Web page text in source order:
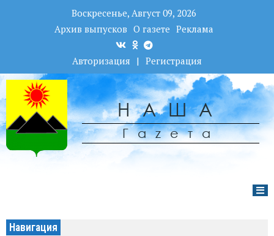
Воскресенье, Август 09, 2026
Архив выпусков О газете Реклама
Авторизация | Регистрация
НАША
Гаzета
Навигация